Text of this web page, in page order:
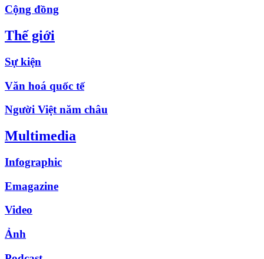
Cộng đồng
Thế giới
Sự kiện
Văn hoá quốc tế
Người Việt năm châu
Multimedia
Infographic
Emagazine
Video
Ảnh